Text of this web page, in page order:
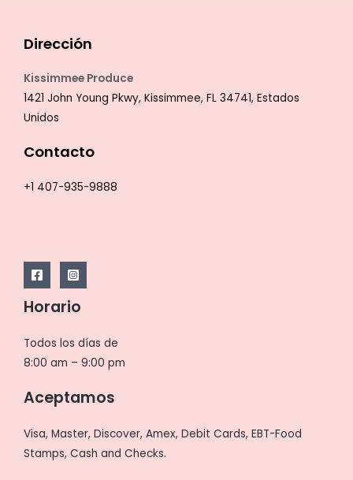
Dirección
Kissimmee Produce
1421 John Young Pkwy, Kissimmee, FL 34741, Estados
Unidos
Contacto
+1 407-935-9888
Horario
Todos los días de
8:00 am – 9:00 pm
Aceptamos
Visa, Master, Discover, Amex, Debit Cards, EBT-Food
Stamps, Cash and Checks.